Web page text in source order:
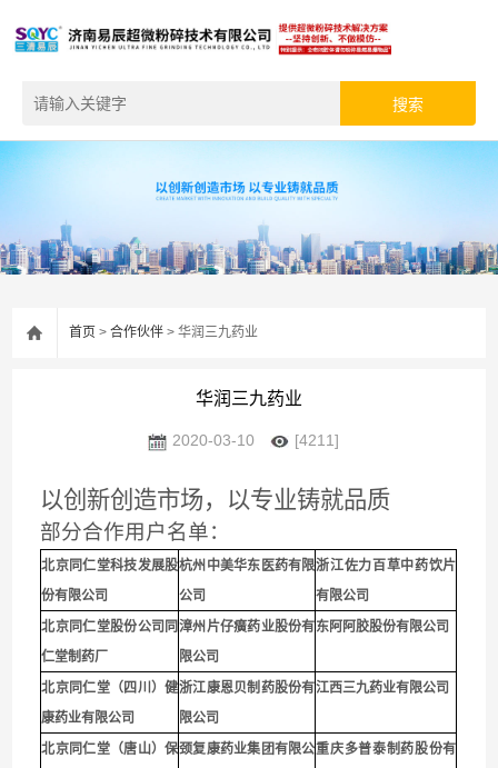
首页 >合作伙伴 > 华润三九药业
华润三九药业
2020-03-10 [4211]
以创新创造市场，以专业铸就品质
部分合作用户名单：
北京同仁堂科技发展股
份有限公司
杭州中美华东医药有限
公司
浙江佐力百草中药饮片
有限公司
北京同仁堂股份公司同
仁堂制药厂
漳州片仔癀药业股份有
限公司
东阿阿胶股份有限公司
北京同仁堂（四川）健
康药业有限公司
浙江康恩贝制药股份有
限公司
江西三九药业有限公司
北京同仁堂（唐山）保颈复康药业集团有限公重庆多普泰制药股份有